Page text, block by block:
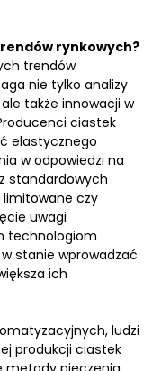
rynkowych?
trendów
nie tylko analizy
także innowacji w
ciastek
elastycznego
w odpowiedzi na
standardowych
czy
uwagi
technologiom
stanie wprowadzać
ich
ludzi
produkcji ciastek